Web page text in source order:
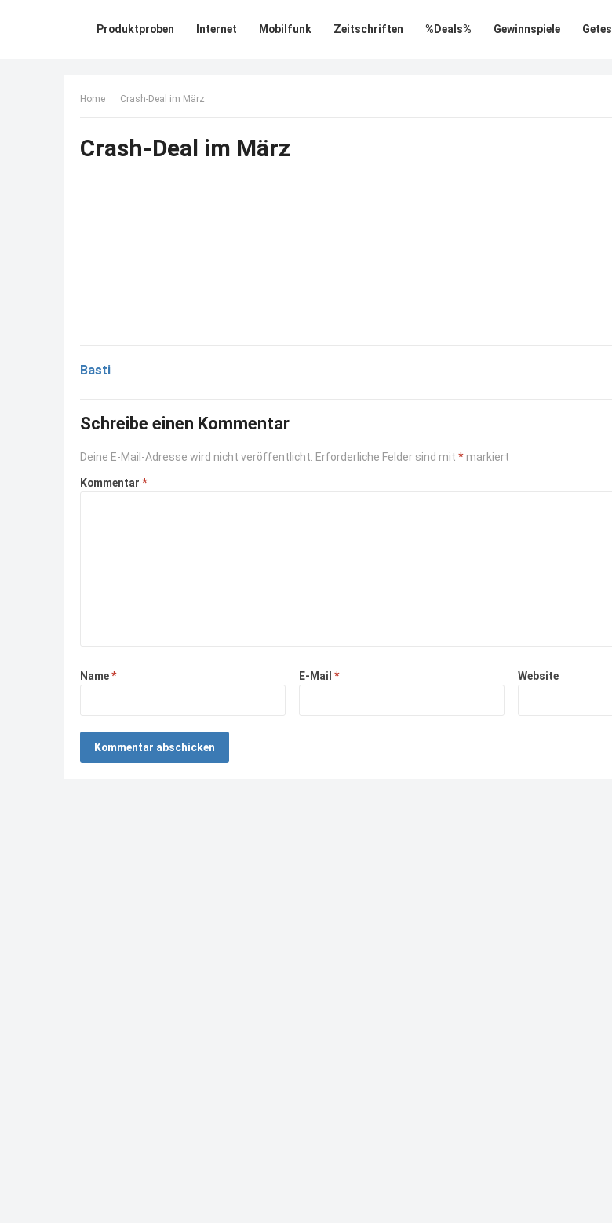
Produktproben Internet Mobilfunk Zeitschriften %Deals% Gewinnspiele
Home Crash-Deal im März
Crash-Deal im März
Basti
Schreibe einen Kommentar
Deine E-Mail-Adresse wird nicht veröffentlicht. Erforderliche Felder sind mit * markiert
Kommentar *
Name* E-Mail * Website